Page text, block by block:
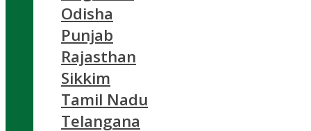
Odisha
Punjab
Rajasthan
Sikkim
Tamil Nadu
Telangana